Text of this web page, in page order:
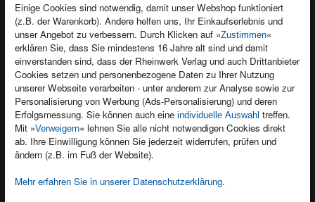
Einige Cookies sind notwendig, damit unser Webshop funktioniert
(z.B. der Warenkorb). Andere helfen uns, Ihr Einkaufserlebnis und
unser Angebot zu verbessern. Durch Klicken auf »Zustimmen«
erklären Sie, dass Sie mindestens 16 Jahre alt sind und damit
einverstanden sind, dass der Rheinwerk Verlag und auch Drittanbieter
Cookies setzen und personenbezogene Daten zu Ihrer Nutzung
unserer Webseite verarbeiten - unter anderem zur Analyse sowie zur
Personalisierung von Werbung (Ads-Personalisierung) und deren
Erfolgsmessung. Sie können auch eine individuelle Auswahl treffen.
Mit »Verweigern« lehnen Sie alle nicht notwendigen Cookies direkt
ab. Ihre Einwilligung können Sie jederzeit widerrufen, prüfen und
ändern (z.B. im Fuß der Website).
Mehr erfahren Sie in unserer Datenschutzerklärung.
Kontakt
Newsletter
Für Unternehmen
Presseservice
Dozentenservice
Produktfeedback
Foreign Rights
Ein Buch schreiben
Kundenservice